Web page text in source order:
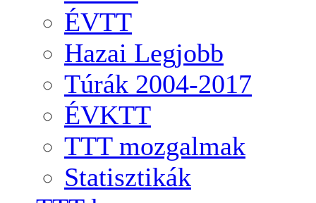
ÉVTT
Hazai Legjobb
Túrák 2004-2017
ÉVKTT
TTT mozgalmak
Statisztikák